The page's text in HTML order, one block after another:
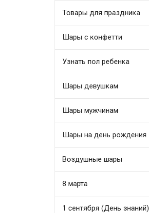
Товары для праздника
Шары с конфетти
Узнать пол ребенка
Шары девушкам
Шары мужчинам
Шары на день рождения
Воздушные шары
8 марта
1 сентября (День знаний)